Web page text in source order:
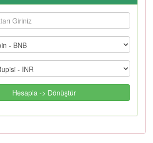
Hesapla -> Dönüştür